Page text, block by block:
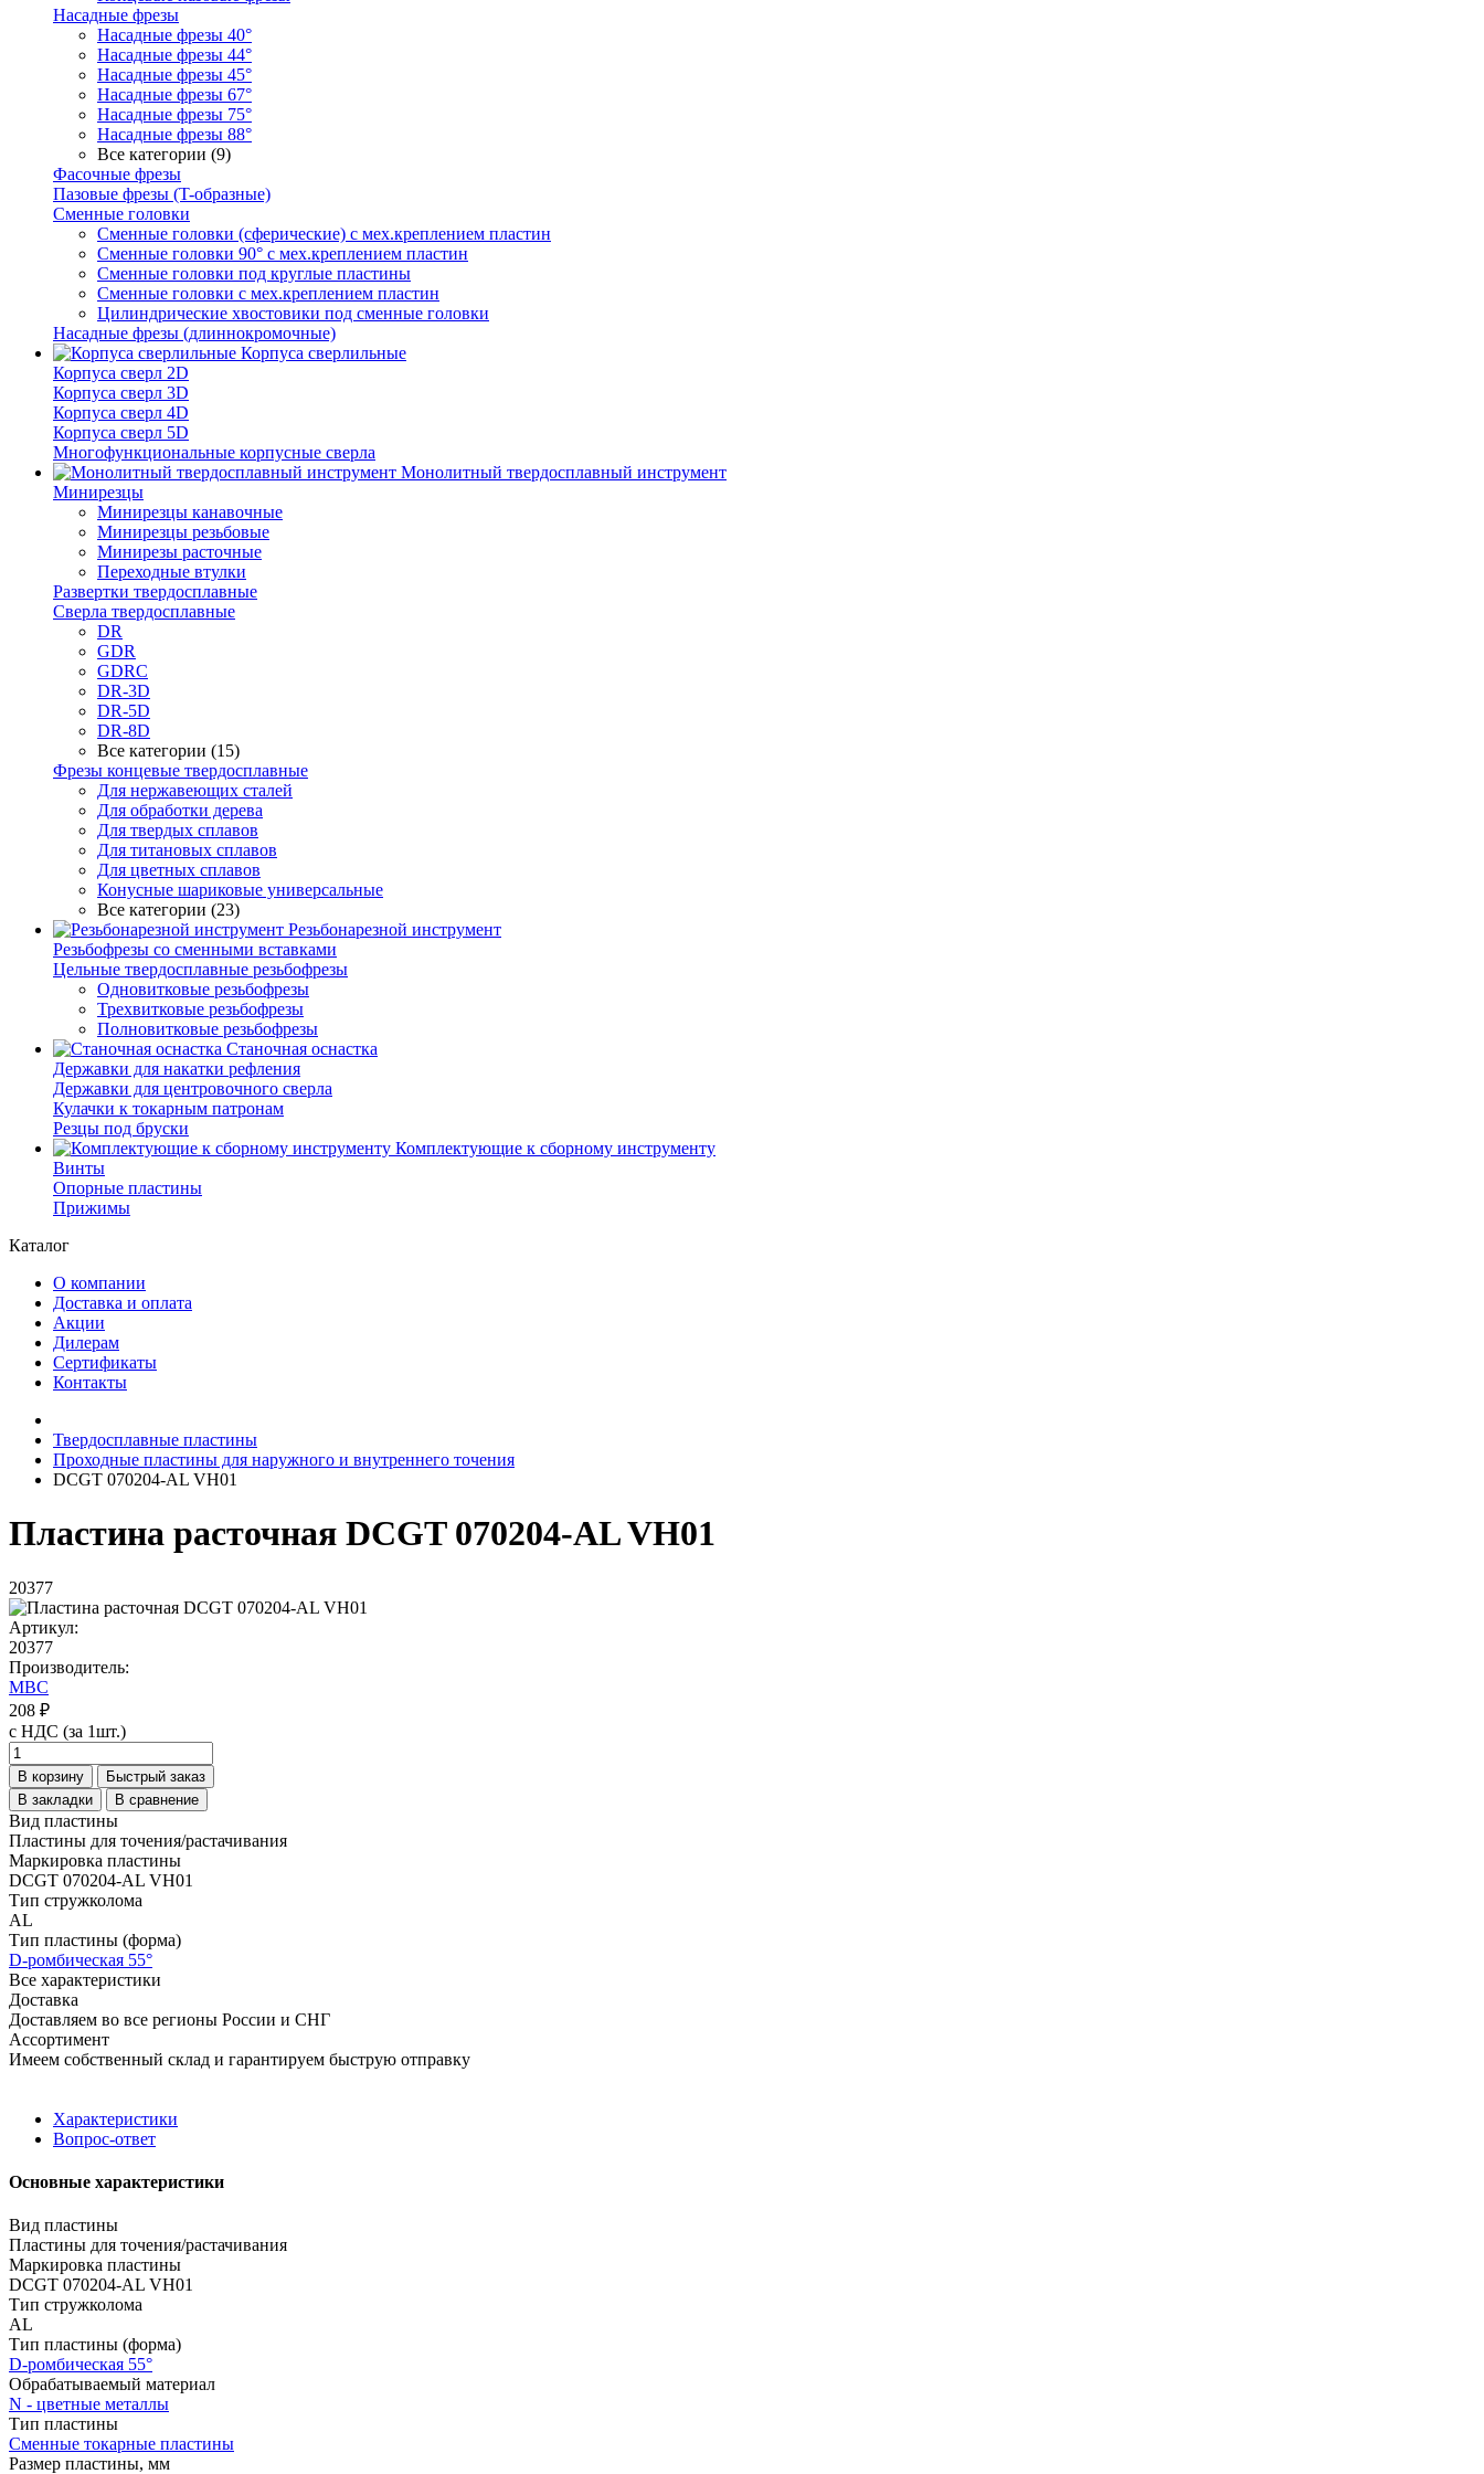
Насадные фрезы
Насадные фрезы 40°
Насадные фрезы 44°
Насадные фрезы 45°
Насадные фрезы 67°
Насадные фрезы 75°
Насадные фрезы 88°
Все категории (9)
Фасочные фрезы
Пазовые фрезы (T-образные)
Сменные головки
Сменные головки (сферические) с мех.креплением пластин
Сменные головки 90° с мех.креплением пластин
Сменные головки под круглые пластины
Сменные головки с мех.креплением пластин
Цилиндрические хвостовики под сменные головки
Насадные фрезы (длиннокромочные)
Корпуса сверлильные
Корпуса сверл 2D
Корпуса сверл 3D
Корпуса сверл 4D
Корпуса сверл 5D
Многофункциональные корпусные сверла
Монолитный твердосплавный инструмент
Минирезцы
Минирезцы канавочные
Минирезцы резьбовые
Минирезы расточные
Переходные втулки
Развертки твердосплавные
Сверла твердосплавные
DR
GDR
GDRC
DR-3D
DR-5D
DR-8D
Все категории (15)
Фрезы концевые твердосплавные
Для нержавеющих сталей
Для обработки дерева
Для твердых сплавов
Для титановых сплавов
Для цветных сплавов
Конусные шариковые универсальные
Все категории (23)
Резьбонарезной инструмент
Резьбофрезы со сменными вставками
Цельные твердосплавные резьбофрезы
Одновитковые резьбофрезы
Трехвитковые резьбофрезы
Полновитковые резьбофрезы
Станочная оснастка
Державки для накатки рефления
Державки для центровочного сверла
Кулачки к токарным патронам
Резцы под бруски
Комплектующие к сборному инструменту
Винты
Опорные пластины
Прижимы
Каталог
О компании
Доставка и оплата
Акции
Дилерам
Сертификаты
Контакты
Твердосплавные пластины
Проходные пластины для наружного и внутреннего точения
DCGT 070204-AL VH01
Пластина расточная DCGT 070204-AL VH01
20377
Артикул:
20377
Производитель:
MBC
208 ₽
с НДС (за 1шт.)
В корзину
Быстрый заказ
В закладки
В сравнение
Вид пластины
Пластины для точения/растачивания
Маркировка пластины
DCGT 070204-AL VH01
Тип стружколома
AL
Тип пластины (форма)
D-ромбическая 55°
Все характеристики
Доставка
Доставляем во все регионы России и СНГ
Ассортимент
Имеем собственный склад и гарантируем быструю отправку
Характеристики
Вопрос-ответ
Основные характеристики
Вид пластины
Пластины для точения/растачивания
Маркировка пластины
DCGT 070204-AL VH01
Тип стружколома
AL
Тип пластины (форма)
D-ромбическая 55°
Обрабатываемый материал
N - цветные металлы
Тип пластины
Сменные токарные пластины
Размер пластины, мм